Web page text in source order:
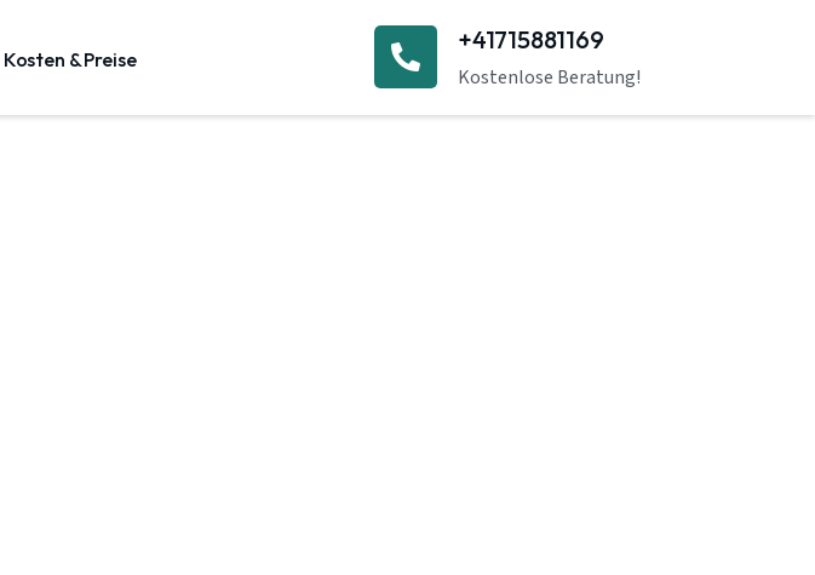
Kosten & Preise
+41715881169
Kostenlose Beratung!